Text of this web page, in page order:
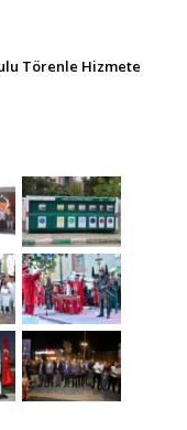
Törenle Hizmete